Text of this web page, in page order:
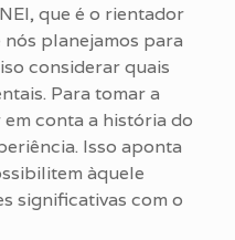
que é o rientador
nós planejamos para
considerar quais
Para tomar a
conta a história do
Isso aponta
àquele
significativas com o